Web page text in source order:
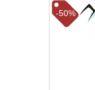
-50%